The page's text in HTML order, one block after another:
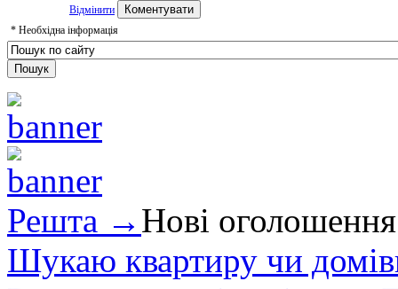
Відмінити
* Необхідна інформація
Решта → Нові оголошення
Шукаю квартиру чи